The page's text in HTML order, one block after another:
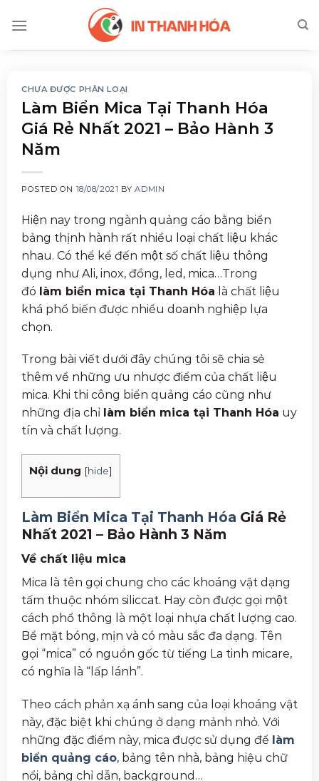
CHƯA ĐƯỢC PHÂN LOẠI
Làm Biển Mica Tại Thanh Hóa
Giá Rẻ Nhất 2021 – Bảo Hành 3
Năm
POSTED ON 18/08/2021 BYADMIN
Hiện nay trong ngành quảng cáo bằng biển
bảng thịnh hành rất nhiều loại chất liệu khác
nhau. Có thể kể đến một số chất liệu thông
dụng như Ali, inox, đồng, led, mica…Trong
đó làm biển mica tại Thanh Hóa là chất liệu
khá phổ biến được nhiều doanh nghiệp lựa
chọn.
Trong bài viết dưới đây chúng tôi sẽ chia sẻ
thêm về những ưu nhược điểm của chất liệu
mica. Khi thi công biển quảng cáo cũng như
những địa chỉ làm biển mica tại Thanh Hóa uy
tín và chất lượng.
Nội dung [hide]
Làm Biển Mica Tại Thanh Hóa Giá Rẻ
Nhất 2021 – Bảo Hành 3 Năm
Về chất liệu mica
Mica là tên gọi chung cho các khoáng vật dạng
tấm thuộc nhóm siliccat. Hay còn được gọi một
cách phổ thông là một loại nhựa chất lượng cao.
Bề mặt bóng, mịn và có màu sắc đa dạng. Tên
gọi “mica” có nguồn gốc từ tiếng La tinh micare,
có nghĩa là “lấp lánh”.
Theo cách phản xạ ánh sang của loại khoáng vật
này, đặc biệt khi chúng ở dạng mảnh nhỏ. Với
những đặc điểm này, mica được sử dụng để làm
biển quảng cáo, bảng tên nhà, bảng hiệu chữ
nổi, bảng chỉ dẫn, background…